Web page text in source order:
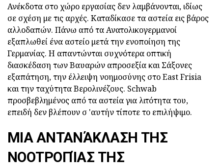
Ανέκδοτα στο χώρο εργασίας δεν λαμβάνονται, ιδίως
σε σχέση με τις αρχές. Καταδίκασε τα αστεία εις βάρος
αλλοδαπών. Πάνω από τα Ανατολικογερμανοί
εξαπλωθεί ένα αστείο μετά την ενοποίηση της
Γερμανίας. Η απαντώνται συχνότερα οπτική
διασκέδαση των Βαυαρών απροσεξία και Σάξονες
εξαπάτηση, την έλλειψη νοημοσύνης στο East Frisia
και την ταχύτητα Βερολινέζους. Schwab
προσβεβλημένος από τα αστεία για λιτότητα του,
επειδή δεν βλέπουν σ 'αυτήν τίποτε το επιλήψιμο.
ΜΙΑ ΑΝΤΑΝΆΚΛΑΣΗ ΤΗΣ
ΝΟΟΤΡΟΠΊΑΣ ΤΗΣ